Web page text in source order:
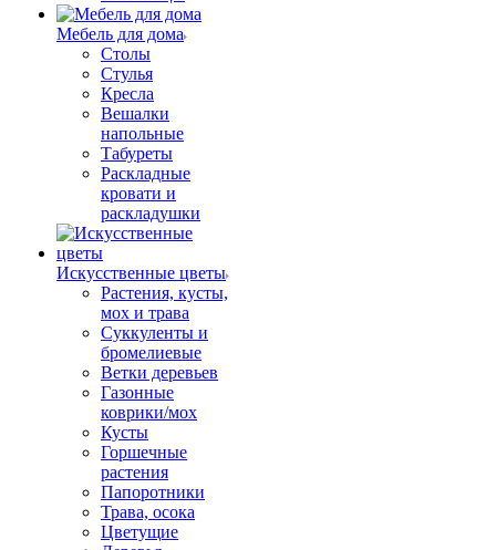
Мебель для дома
Столы
Стулья
Кресла
Вешалки
напольные
Табуреты
Раскладные
кровати и
раскладушки
Искусственные цветы
Растения, кусты,
мох и трава
Суккуленты и
бромелиевые
Ветки деревьев
Газонные
коврики/мох
Кусты
Горшечные
растения
Папоротники
Трава, осока
Цветущие